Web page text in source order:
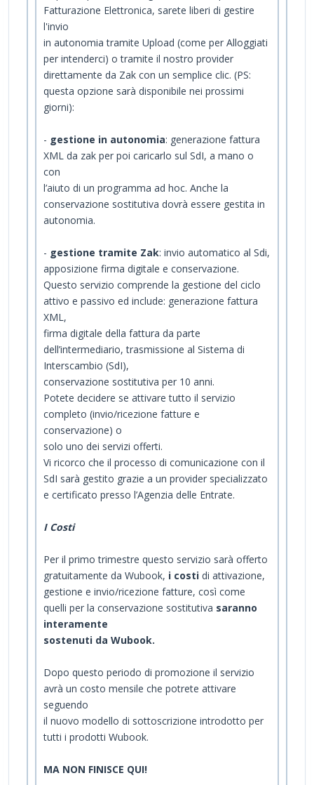
Fatturazione Elettronica, sarete liberi di gestire
l'invio
in autonomia tramite Upload (come per Alloggiati
per intenderci) o tramite il nostro provider
direttamente da Zak con un semplice clic. (PS:
questa opzione sarà disponibile nei prossimi
giorni):
- gestione in autonomia: generazione fattura
XML da zak per poi caricarlo sul SdI, a mano o
con
l’aiuto di un programma ad hoc. Anche la
conservazione sostitutiva dovrà essere gestita in
autonomia.
- gestione tramite Zak: invio automatico al Sdi,
apposizione firma digitale e conservazione.
Questo servizio comprende la gestione del ciclo
attivo e passivo ed include: generazione fattura
XML,
firma digitale della fattura da parte
dell’intermediario, trasmissione al Sistema di
Interscambio (SdI),
conservazione sostitutiva per 10 anni.
Potete decidere se attivare tutto il servizio
completo (invio/ricezione fatture e
conservazione) o
solo uno dei servizi offerti.
Vi ricorco che il processo di comunicazione con il
SdI sarà gestito grazie a un provider specializzato
e certificato presso l’Agenzia delle Entrate.
I Costi
Per il primo trimestre questo servizio sarà offerto
gratuitamente da Wubook, i costi di attivazione,
gestione e invio/ricezione fatture, così come
quelli per la conservazione sostitutiva saranno
interamente
sostenuti da Wubook.
Dopo questo periodo di promozione il servizio
avrà un costo mensile che potrete attivare
seguendo
il nuovo modello di sottoscrizione introdotto per
tutti i prodotti Wubook.
MA NON FINISCE QUI!